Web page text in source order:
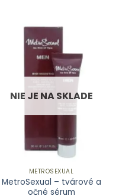
NIE JE NA SKLADE
METROSEXUAL
MetroSexual – tvárové a
očné sérum